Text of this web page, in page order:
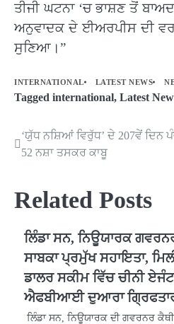
ਤੀਜੀ ਘਟਨਾ ‘ਚ ਭਾਸ਼ਣ ਤੋਂ
ਅਨੁਵਾਦਕ ਦੇ ਈਅਰਪੀਸ ਦੀ
ਸੁਣਿਆ।”
INTERNATIONAL LATEST NEWS
Tagged international, Latest
Post
‘ਯੁੱਧ ਨਸ਼ਿਆਂ ਵਿਰੁੱਧ’ ਦੇ 207ਵੇਂ ਦਿਨ
52 ਨਸ਼ਾ ਤਸਕਰ ਕਾਬੂ
Related Posts
ਲਿੰਡਾ ਸਨ, ਨਿਊਯਾਰਕ
ਸਾਬਕਾ ਪ੍ਰਮੁੱਖ ਸਹਾਇਤਾ,
ਡਾਲਰ ਸਕੀਮ ਵਿੱਚ ਚੀਨੀ
ਐਫਬੀਆਈ ਦੁਆਰਾ
ਲਿੰਡਾ ਸਨ, ਨਿਊਯਾਰਕ ਦੀ ਗਵਰਨਰ